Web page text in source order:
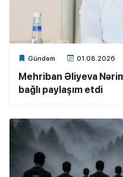
Gündəm 01.08.2026
Xalq.Online
Mehriban Əliyeva
bağlı paylaşım etdi